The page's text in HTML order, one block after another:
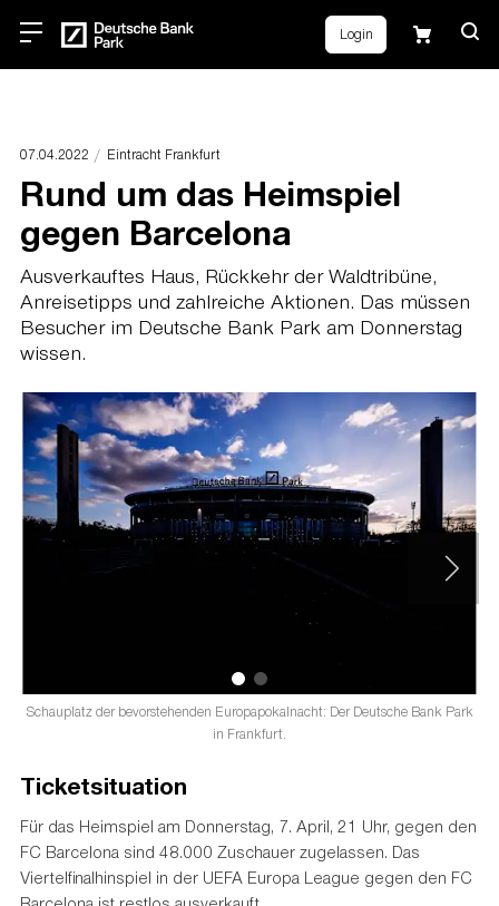
Login
07.04.2022 Eintracht Frankfurt
Rund um das Heimspiel
gegen Barcelona
Ausverkauftes Haus, Rückkehr der Waldtribüne,
Anreisetipps und zahlreiche Aktionen. Das müssen
Besucher im Deutsche Bank Park am Donnerstag
wissen.
Schauplatz der bevorstehenden Europapokalnacht: Der Deutsche Bank Park
in Frankfurt.
Ticketsituation
Für das Heimspiel am Donnerstag, 7. April, 21 Uhr, gegen den
FC Barcelona sind 48.000 Zuschauer zugelassen. Das
Viertelfinalhinspiel in der UEFA Europa League gegen den FC